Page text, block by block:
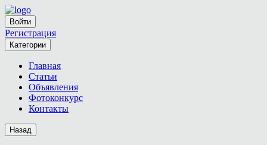
Войти
Регистрация
Категории
Главная
Статьи
Объявления
Фотоконкурс
Контакты
Назад